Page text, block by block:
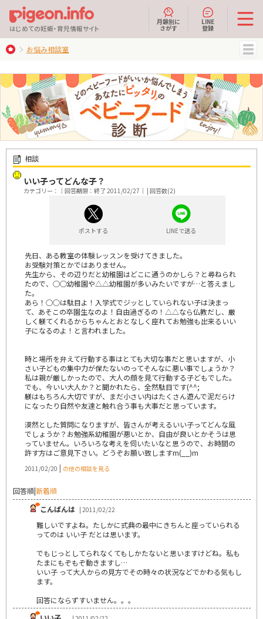
はじめての妊娠・育児情報サイト
月齢別に
さがす
LINE
登録
お悩み相談室
相談
いい子ってどんな子？
カテゴリー：｜回答期限：終了 2011/02/27｜ | 回答数(2)
ポストする LINEで送る
先日、ある教室の体験レッスンを受けてきました。
お受験対策とかではありません。
先生から、その辺りだと幼稚園はどこに通うのかしら？と尋ねられ
たので、○○幼稚園や△△幼稚園が多いみたいですが…と答えまし
た。
あら！○○は駄目よ！入学式でジッとしていられない子は決まっ
て、あそこの卒園生なのよ！自由過ぎるの！△△なら仏教だし、厳
しく躾てくれるからちゃんとおとなしく座れてお勉強も出来るいい
子になるのよ！と言われました。
時と場所を弁えて行動する事はとても大切な事だと思いますが、小
さい子どもの集中力が保たないのってそんなに悪い事でしょうか？
私は親が厳しかったので、大人の顔を見て行動する子どもでした。
でも、今いい大人か？と聞かれたら、全然駄目です(^^;
躾はもちろん大切ですが、まだ小さい内はたくさん遊んで泥だらけ
になったり自然や友達と触れ合う事も大事だと思っています。
漠然とした質問になりますが、皆さんが考えるいい子ってどんな風
でしょうか？お勉強系幼稚園が悪いとか、自由が良いとかそうは思
っていません。いろいろな考えを伺いたいなと思うので、お時間の
許す方はご意見下さい。どうぞお願い致しますm(__)m
2011/02/20 | の他の相談を見る
回答順|新着順
こんばんは | 2011/02/22
難しいですよね。たしかに式典の最中にきちんと座っていられる
ってのは いい子 だとは思います。
でもじっとしてられなくてもしかたないと思いますけどね。私も
たまにもぞもぞ動きますし…
いい子 って大人からの見方でその時々の状況などでかわる気もし
ます。
回答にならずすいません。。。